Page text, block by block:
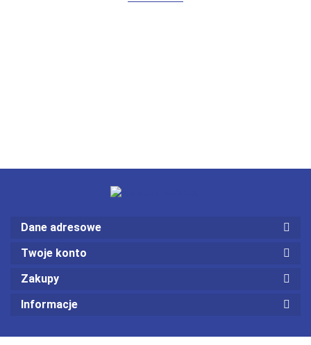
Dane adresowe
Twoje konto
Zakupy
Informacje